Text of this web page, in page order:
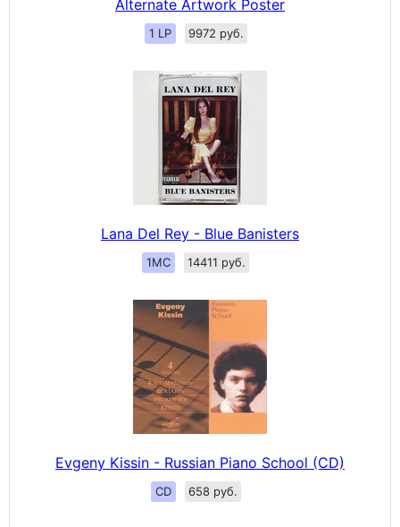
Alternate Artwork Poster
1 LP 9972 руб.
Lana Del Rey - Blue Banisters
1MC 14411 руб.
Evgeny Kissin - Russian Piano School (CD)
CD 658 руб.